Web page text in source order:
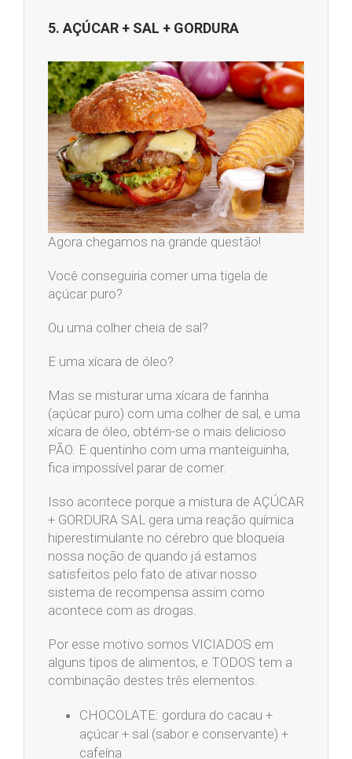
5. AÇÚCAR + SAL + GORDURA
Agora chegamos na grande questão!
Você conseguiria comer uma tigela de
açúcar puro?
Ou uma colher cheia de sal?
E uma xícara de óleo?
Mas se misturar uma xícara de farinha
(açúcar puro) com uma colher de sal, e uma
xícara de óleo, obtém-se o mais delicioso
PÃO. E quentinho com uma manteiguinha,
fica impossível parar de comer.
Isso acontece porque a mistura de AÇÚCAR
+ GORDURA SAL gera uma reação química
hiperestimulante no cérebro que bloqueia
nossa noção de quando já estamos
satisfeitos pelo fato de ativar nosso
sistema de recompensa assim como
acontece com as drogas.
Por esse motivo somos VICIADOS em
alguns tipos de alimentos, e TODOS tem a
combinação destes três elementos.
CHOCOLATE: gordura do cacau +
açúcar + sal (sabor e conservante) +
cafeína